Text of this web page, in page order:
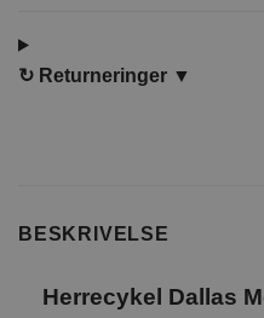
↻ Returneringer ▼
BESKRIVELSE
Herrecykel Dallas